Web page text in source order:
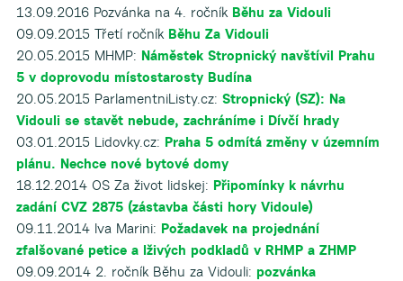
13.09.2016 Pozvánka na 4. ročník Běhu za Vidouli
09.09.2015 Třetí ročník Běhu Za Vidouli
20.05.2015 MHMP: Náměstek Stropnický navštívil Prahu
5 v doprovodu místostarosty Budína
20.05.2015 ParlamentniListy.cz: Stropnický (SZ): Na
Vidouli se stavět nebude, zachráníme i Dívčí hrady
03.01.2015 Lidovky.cz: Praha 5 odmítá změny v územním
plánu. Nechce nové bytové domy
18.12.2014 OS Za život lidskej: Připomínky k návrhu
zadání CVZ 2875 (zástavba části hory Vidoule)
09.11.2014 Iva Marini: Požadavek na projednání
zfalšované petice a lživých podkladů v RHMP a ZHMP
09.09.2014 2. ročník Běhu za Vidouli: pozvánka